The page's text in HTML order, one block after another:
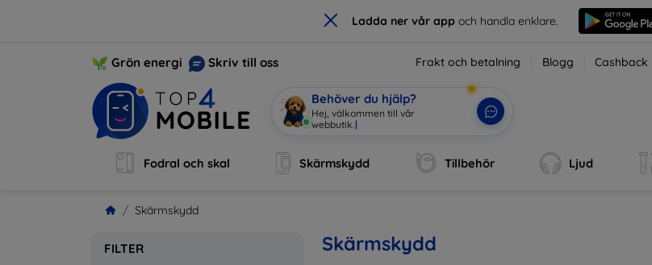
× Ladda ner vår app och handla enklare.
Grön energi Skriv till oss Frakt och betalning Blogg Cashback
Behöver du hjälp?
Hej, välkommen till vår
webbutik. |
Fodral och skal Skärmskydd Tillbehör Ljud
Skärmskydd
FILTER Skärmskydd